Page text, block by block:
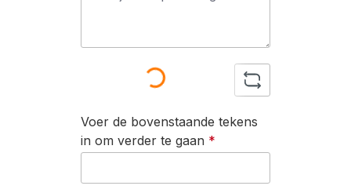
Loading...
Voer de bovenstaande tekens
in om verder te gaan *